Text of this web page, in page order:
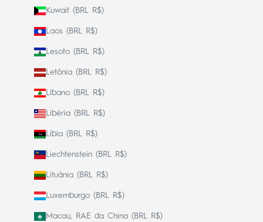
Kuwait (BRL R$)
Laos (BRL R$)
Lesoto (BRL R$)
Letônia (BRL R$)
Líbano (BRL R$)
Libéria (BRL R$)
Líbia (BRL R$)
Liechtenstein (BRL R$)
Lituânia (BRL R$)
Luxemburgo (BRL R$)
Macau, RAE da China (BRL R$)